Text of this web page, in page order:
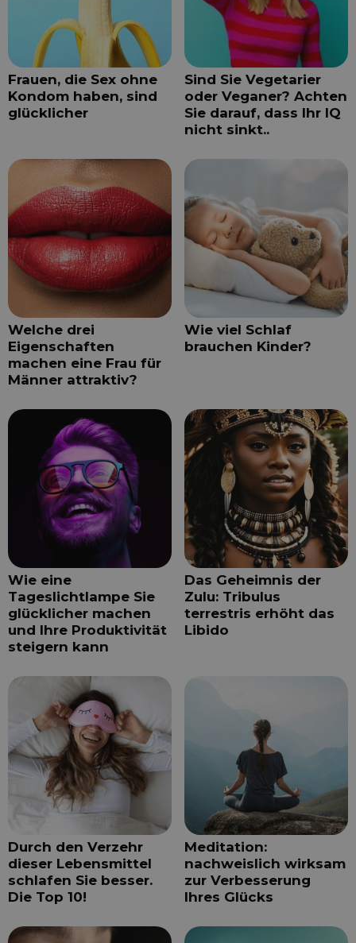
Frauen, die Sex ohne
Kondom haben, sind
glücklicher
Sind Sie Vegetarier
oder Veganer? Achten
Sie darauf, dass Ihr IQ
nicht sinkt..
Welche drei
Eigenschaften
machen eine Frau für
Männer attraktiv?
Wie viel Schlaf
brauchen Kinder?
Wie eine
Tageslichtlampe Sie
glücklicher machen
und Ihre Produktivität
steigern kann
Das Geheimnis der
Zulu: Tribulus
terrestris erhöht das
Libido
Durch den Verzehr
dieser Lebensmittel
schlafen Sie besser.
Die Top 10!
Meditation:
nachweislich wirksam
zur Verbesserung
Ihres Glücks